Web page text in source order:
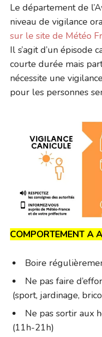
Le département de
niveau de vigilance
sur le site de Météo
Il s’agit d’un épisode
courte durée mais
nécessite une
pour les personnes
COMPORTEMENT A
Boire
Ne pas faire
(sport, jardinage,
Ne pas sortir aux
(11h-21h)